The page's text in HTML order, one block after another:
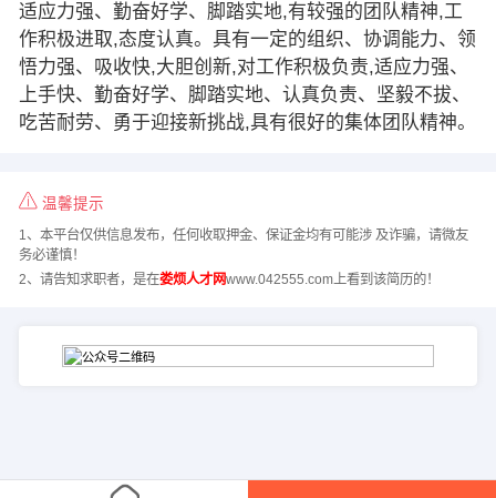
适应力强、勤奋好学、脚踏实地,有较强的团队精神,工
作积极进取,态度认真。具有一定的组织、协调能力、领
悟力强、吸收快,大胆创新,对工作积极负责,适应力强、
上手快、勤奋好学、脚踏实地、认真负责、坚毅不拔、
吃苦耐劳、勇于迎接新挑战,具有很好的集体团队精神。
温馨提示
1、本平台仅供信息发布，任何收取押金、保证金均有可能涉 及诈骗，请微友
务必谨慎！
2、请告知求职者，是在娄烦人才网www.042555.com上看到该简历的！